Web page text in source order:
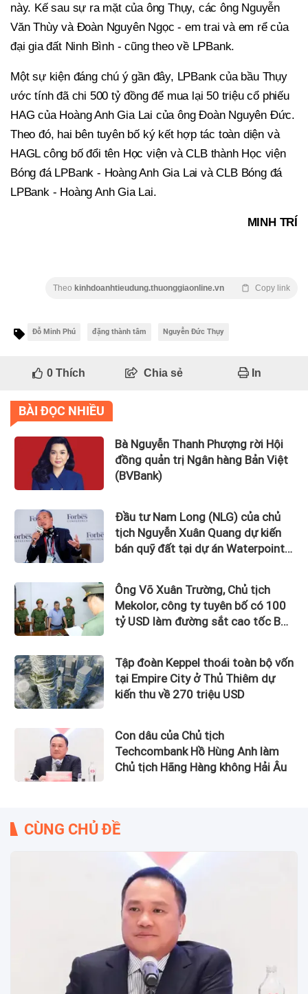
này. Kế sau sự ra mặt của ông Thụy, các ông Nguyễn
Văn Thùy và Đoàn Nguyên Ngọc - em trai và em rể của
đại gia đất Ninh Bình - cũng theo về LPBank.
Một sự kiện đáng chú ý gần đây, LPBank của bầu Thụy
ước tính đã chi 500 tỷ đồng để mua lại 50 triệu cổ phiếu
HAG của Hoàng Anh Gia Lai của ông Đoàn Nguyên Đức.
Theo đó, hai bên tuyên bố ký kết hợp tác toàn diện và
HAGL công bố đổi tên Học viện và CLB thành Học viện
Bóng đá LPBank - Hoàng Anh Gia Lai và CLB Bóng đá
LPBank - Hoàng Anh Gia Lai.
MINH TRÍ
Theo kinhdoanhtieudung.thuonggiaonline.vn Copy link
Đỗ Minh Phú đặng thành tâm Nguyễn Đức Thụy
0Thích Chia sẻ In
BÀI ĐỌC NHIỀU
Bà Nguyễn Thanh Phượng rời Hội
đồng quản trị Ngân hàng Bản Việt
(BVBank)
Đầu tư Nam Long (NLG) của chủ
tịch Nguyễn Xuân Quang dự kiến
bán quỹ đất tại dự án Waterpoint,
Ông Võ Xuân Trường, Chủ tịch
Mekolor, công ty tuyên bố có 100
tỷ USD làm đường sắt cao tốc Bắc
Tập đoàn Keppel thoái toàn bộ vốn
tại Empire City ở Thủ Thiêm dự
kiến thu về 270 triệu USD
Con dâu của Chủ tịch
Techcombank Hồ Hùng Anh làm
Chủ tịch Hãng Hàng không Hải Âu
CÙNG CHỦ ĐỀ